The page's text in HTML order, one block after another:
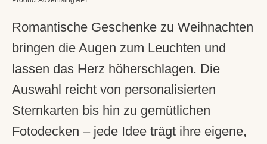
Romantische Geschenke zu Weihnachten
bringen die Augen zum Leuchten und
lassen das Herz höherschlagen. Die
Auswahl reicht von personalisierten
Sternkarten bis hin zu gemütlichen
Fotodecken – jede Idee trägt ihre eigene,